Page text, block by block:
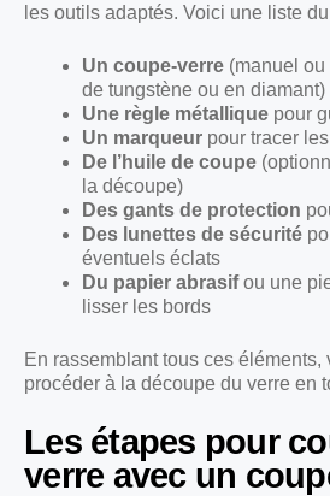
les outils adaptés. Voici une liste
Un coupe-verre (manuel
de tungstène ou en diamant)
Une règle métallique pour
Un marqueur pour tracer
De l’huile de coupe
la découpe)
Des gants de protection
Des lunettes de sécurité
éventuels éclats
Du papier abrasifou une
lisser les bords
En rassemblant tous ces éléments,
procéder à la découpe du verre en
Les étapes pour
verre avec un